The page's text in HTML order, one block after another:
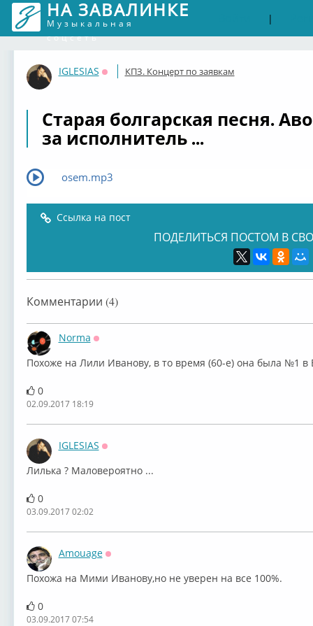
НА ЗАВАЛИНКЕ
Музыкальная
соцсеть
|
IGLESIAS
Оффлайн
КПЗ. Концерт по заявкам
Старая болгарская песня.
за исполнитель ...
osem.mp3
Ссылка на пост
ПОДЕЛИТЬСЯ ПОСТОМ В
Комментарии (4)
Norma
Похоже на Лили Иванову, в то время (60-е) она была №1 в
0
02.09.2017 18:19
IGLESIAS
Лилька ? Маловероятно ...
0
03.09.2017 02:02
Amouage
Похожа на Мими Иванову,но не уверен на все 100%.
0
03.09.2017 07:54